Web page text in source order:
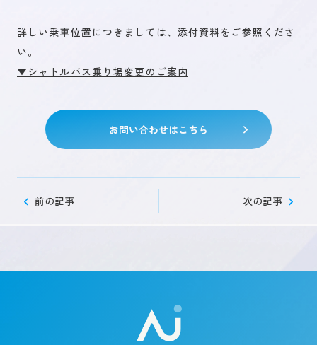
詳しい乗車位置につきましては、添付資料をご参照くださ
い。
▼シャトルバス乗り場変更のご案内
お問い合わせはこちら
前の記事 次の記事